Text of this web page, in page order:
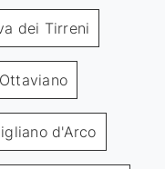
dei Tirreni
d'Arco